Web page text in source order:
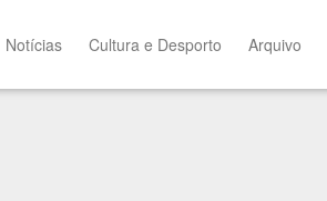
Notícias Cultura e Desporto Arquivo